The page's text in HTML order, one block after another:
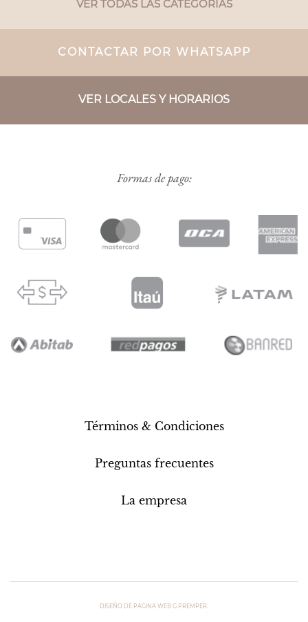
VER TODAS LAS CATEGORIAS
CONTACTAR POR WHATSAPP
VER LOCALES Y HORARIOS
Formas de pago:
Términos & Condiciones
Preguntas frecuentes
La empresa
DISEÑO DE PÁGINA WEB G.PREMPER.